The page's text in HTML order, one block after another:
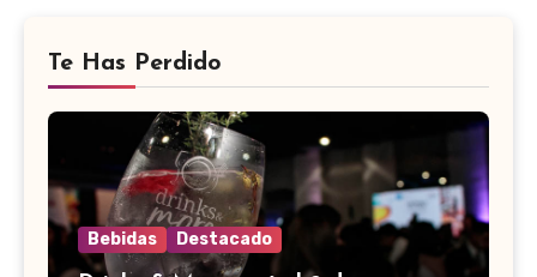
Te Has Perdido
Bebidas Destacado